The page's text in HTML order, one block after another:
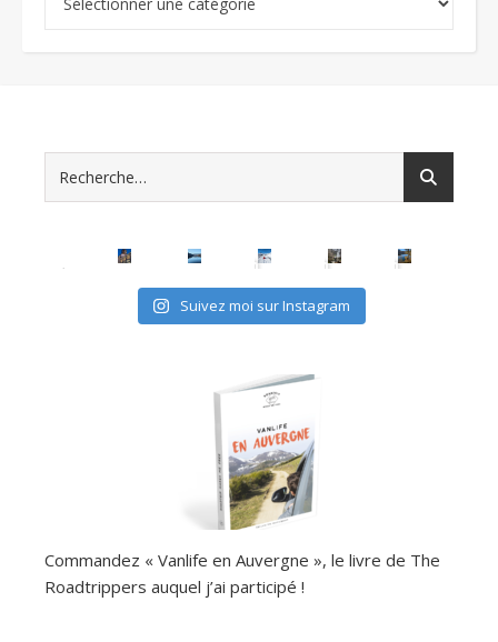
Suivez moi sur Instagram
Commandez « Vanlife en Auvergne », le livre de The
Roadtrippers auquel j’ai participé !